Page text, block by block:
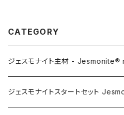
CATEGORY
ジェスモナイト主材 - Jesmonite®
AC100
ジェスモナイトスタートセット